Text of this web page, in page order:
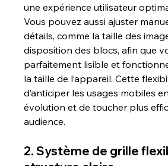
une expérience utilisateur
Vous pouvez aussi ajuster
détails, comme la taille des
disposition des blocs, afin que
parfaitement lisible et
la taille de l’appareil. Cette
d’anticiper les usages mobiles
évolution et de toucher plus
audience.
2. Système de grille